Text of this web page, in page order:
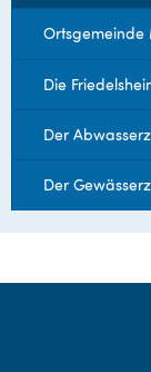
Ortsgemeinde
Die
Der
Der